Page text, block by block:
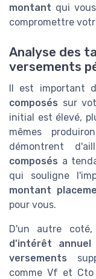
montant qui
compromettre
Analyse des
versements
Il est important
composés sur
initial est élevé,
mêmes
démontrent
composés a
qui souligne
montant
pour vous.
D'un autre
d'intérêt annuel
versements
comme Vf et Cto